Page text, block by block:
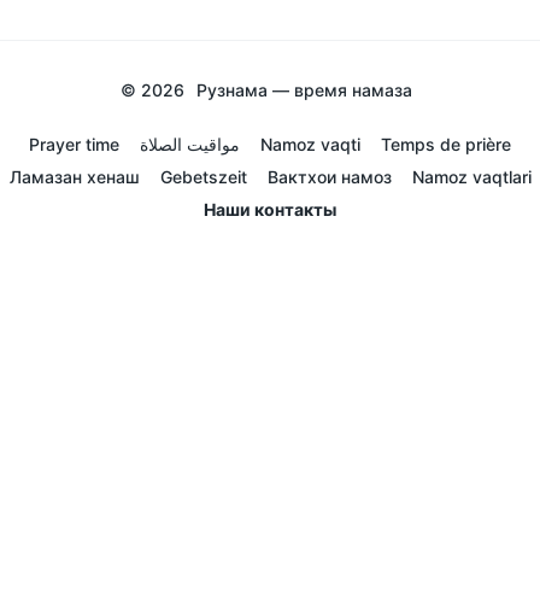
© 2026 Рузнама — время намаза
Prayer time مواقيت الصلاة Namoz vaqti
Temps de prière
Ламазан хенаш
Gebetszeit Вактхои намоз
Namoz vaqtlari
Наши контакты